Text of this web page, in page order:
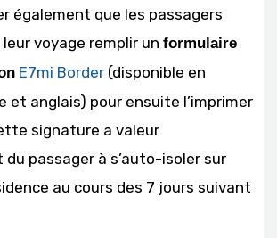
également que les passagers
voyage remplir un formulaire
E7mi Border (disponible en
et anglais) pour ensuite l’imprimer
signature a valeur
du passager à s’auto-isoler sur
au cours des 7 jours suivant